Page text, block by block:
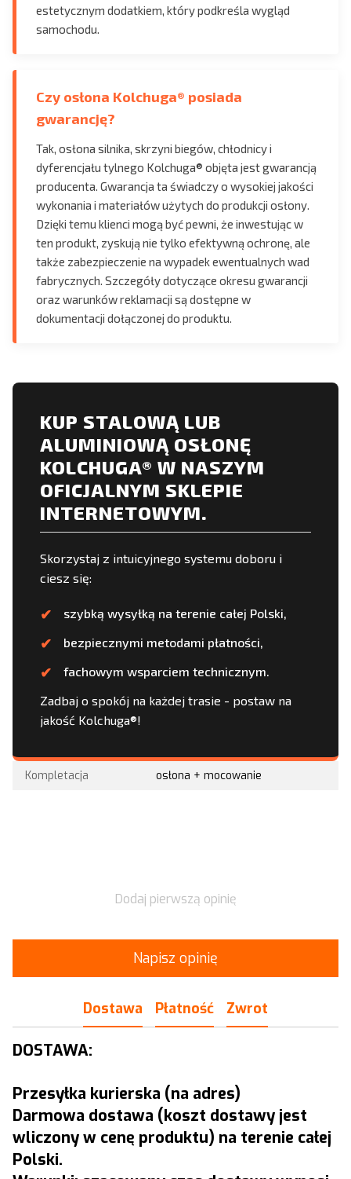
estetycznym dodatkiem, który podkreśla wygląd
samochodu.
Czy osłona Kolchuga® posiada
gwarancję?
Tak, osłona silnika, skrzyni biegów, chłodnicy i
dyferencjału tylnego Kolchuga® objęta jest gwarancją
producenta. Gwarancja ta świadczy o wysokiej jakości
wykonania i materiałów użytych do produkcji osłony.
Dzięki temu klienci mogą być pewni, że inwestując w
ten produkt, zyskują nie tylko efektywną ochronę, ale
także zabezpieczenie na wypadek ewentualnych wad
fabrycznych. Szczegóły dotyczące okresu gwarancji
oraz warunków reklamacji są dostępne w
dokumentacji dołączonej do produktu.
KUP STALOWĄ LUB
ALUMINIOWĄ OSŁONĘ
KOLCHUGA® W NASZYM
OFICJALNYM SKLEPIE
INTERNETOWYM.
Skorzystaj z intuicyjnego systemu doboru i
ciesz się:
szybką wysyłką na terenie całej Polski,
bezpiecznymi metodami płatności,
fachowym wsparciem technicznym.
Zadbaj o spokój na każdej trasie - postaw na
jakość Kolchuga®!
Kompletacja osłona + mocowanie
Dodaj pierwszą opinię
Napisz opinię
Dostawa Płatność Zwrot
DOSTAWA:
Przesyłka kurierska (na adres)
Darmowa dostawa (koszt dostawy jest
wliczony w cenę produktu) na terenie całej
Polski.